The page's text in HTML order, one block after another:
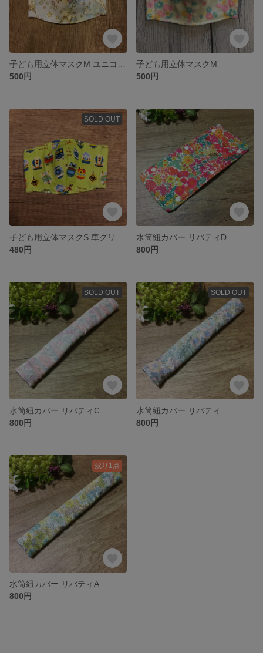
500円
子ども用立体マスクM
500円
SOLD OUT
480円
水筒紐カバー リバティD
800円
SOLD OUT
水筒紐カバー リバティC
800円
SOLD OUT
水筒紐カバー リバティ
800円
残り1点
水筒紐カバー リバティA
800円